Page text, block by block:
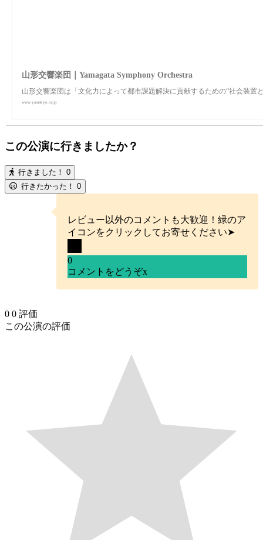
山形交響楽団｜Yamagata Symphony Orchestra
山形交響楽団は「⽂化⼒によって都市課題解決に貢献するための“社会装
www.yamakyo.or.jp
この公演に行きましたか？
行きました！ 0
行きたかった！ 0
レビュー以外のコメントも大歓迎！緑のア
イコンをクリックしてお寄せください➤
0
コメントをどうぞx
0 0 評価
この公演の評価